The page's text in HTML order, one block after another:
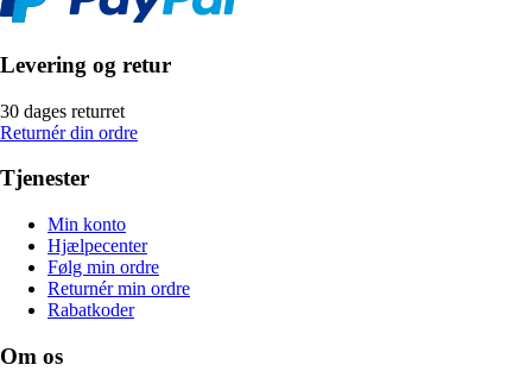
Levering og retur
30 dages returret
Returnér din ordre
Tjenester
Min konto
Hjælpecenter
Følg min ordre
Returnér min ordre
Rabatkoder
Om os